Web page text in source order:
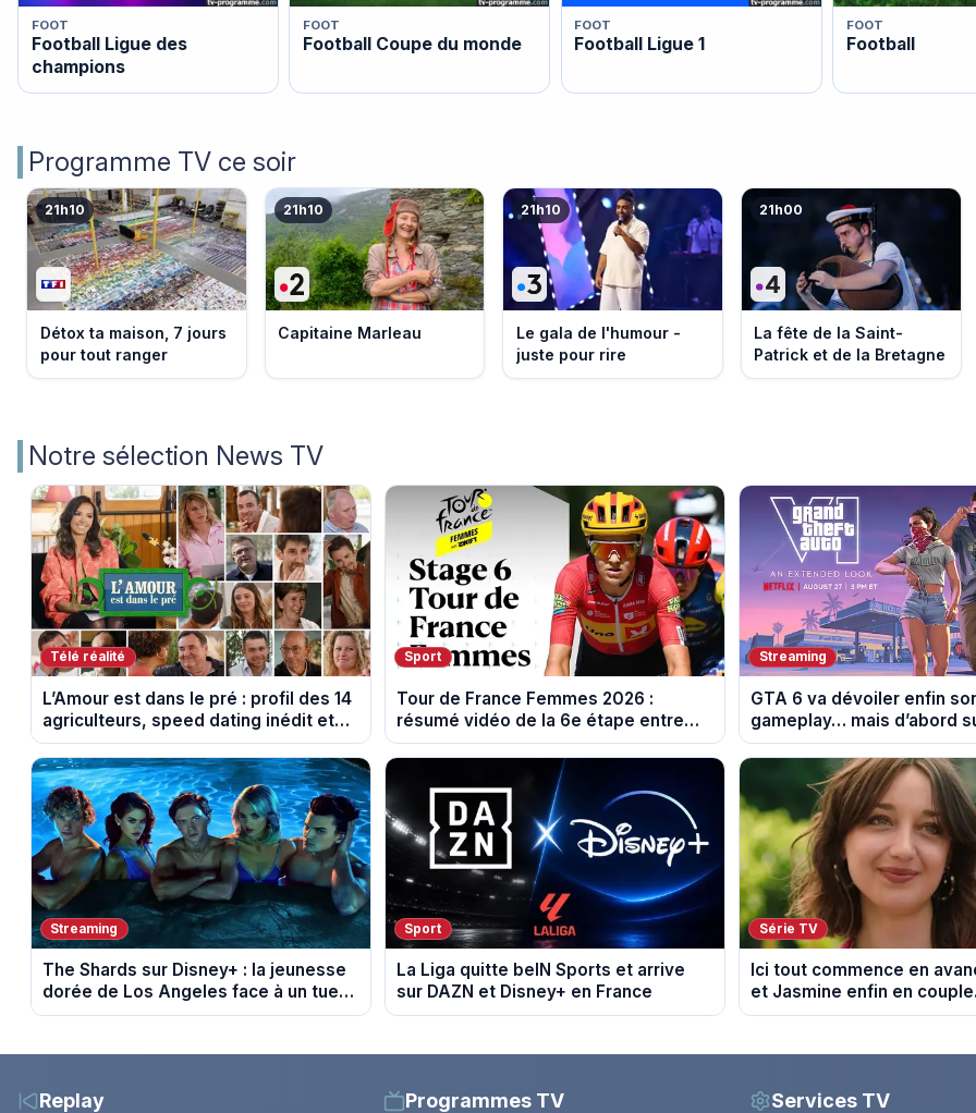
FOOT
Football Ligue des
champions
FOOT
Football Coupe du monde
FOOT
Football Ligue 1
FOOT
Football
Programme TV ce soir
21h10
Détox ta maison, 7 jours
pour tout ranger
21h10
Capitaine Marleau
21h10
Le gala de l'humour -
juste pour rire
21h00
La fête de la Saint-
Patrick et de la Bretagne
Notre sélection News TV
Télé réalité
L’Amour est dans le pré : profil des 14
agriculteurs, speed dating inédit et
de nouvelles histoires d’amour
Sport
Tour de France Femmes 2026 :
résumé vidéo de la 6e étape entre
Montbrison et Tournon-sur-Rhône
Streaming
GTA 6 va dévoiler enfin
gameplay… mais d’abord
Streaming
The Shards sur Disney+ : la jeunesse
dorée de Los Angeles face à un tueur
dans les années 80
Sport
La Liga quitte beIN Sports et arrive
sur DAZN et Disney+ en France
Série TV
Ici tout commence en
et Jasmine enfin en
du 7 août 2026 (spoiler)
Replay Programmes TV Services TV